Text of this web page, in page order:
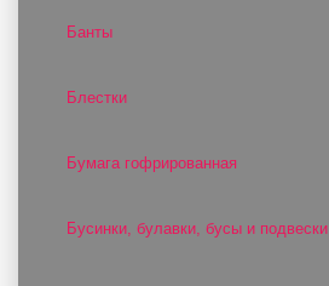
Банты
Блестки
Бумага гофрированная
Бусинки, булавки, бусы и подвески